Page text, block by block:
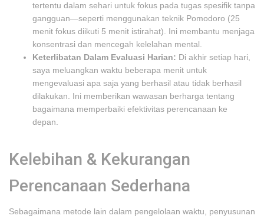
tertentu dalam sehari untuk fokus pada tugas spesifik tanpa
gangguan—seperti menggunakan teknik Pomodoro (25
menit fokus diikuti 5 menit istirahat). Ini membantu menjaga
konsentrasi dan mencegah kelelahan mental.
Keterlibatan Dalam Evaluasi Harian: Di akhir setiap hari,
saya meluangkan waktu beberapa menit untuk
mengevaluasi apa saja yang berhasil atau tidak berhasil
dilakukan. Ini memberikan wawasan berharga tentang
bagaimana memperbaiki efektivitas perencanaan ke
depan.
Kelebihan & Kekurangan
Perencanaan Sederhana
Sebagaimana metode lain dalam pengelolaan waktu, penyusunan